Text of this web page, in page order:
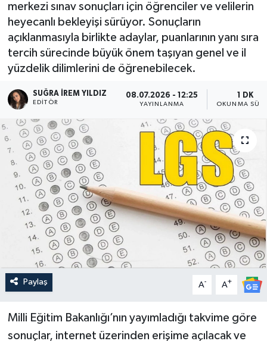
merkezi sınav sonuçları için öğrenciler ve velilerin
heyecanlı bekleyişi sürüyor. Sonuçların
açıklanmasıyla birlikte adaylar, puanlarının yanı sıra
tercih sürecinde büyük önem taşıyan genel ve il
yüzdelik dilimlerini de öğrenebilecek.
SUĞRA İREM YILDIZ
EDITÖR
08.07.2026 - 12:25
YAYINLANMA
1 DK
OKUNMA
Paylaş A- A+
Milli Eğitim Bakanlığı’nın yayımladığı takvime göre
sonuçlar, internet üzerinden erişime açılacak ve